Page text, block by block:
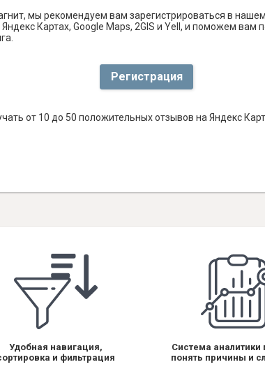
мы рекомендуем вам зарегистрироваться в
Картах, Google Maps, 2GIS и Yell, и поможем
Регистрация
от 10 до 50 положительных отзывов на Яндекс
Удобная навигация,
и фильтрация
Система
понять причины и